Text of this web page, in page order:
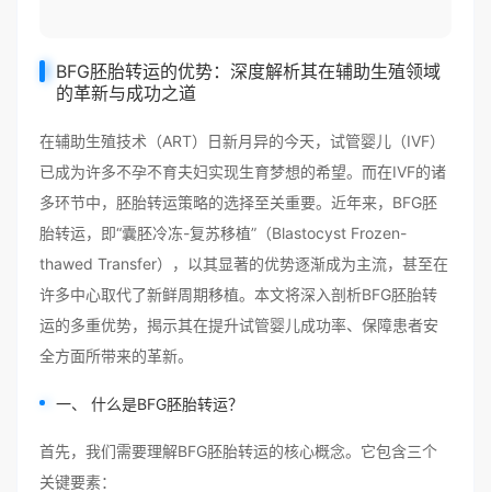
BFG胚胎转运的优势：深度解析其在辅助生殖领域
的革新与成功之道
在辅助生殖技术（ART）日新月异的今天，试管婴儿（IVF）
已成为许多不孕不育夫妇实现生育梦想的希望。而在IVF的诸
多环节中，胚胎转运策略的选择至关重要。近年来，BFG胚
胎转运，即“囊胚冷冻-复苏移植”（Blastocyst Frozen-
thawed Transfer），以其显著的优势逐渐成为主流，甚至在
许多中心取代了新鲜周期移植。本文将深入剖析BFG胚胎转
运的多重优势，揭示其在提升试管婴儿成功率、保障患者安
全方面所带来的革新。
一、 什么是BFG胚胎转运？
首先，我们需要理解BFG胚胎转运的核心概念。它包含三个
关键要素：